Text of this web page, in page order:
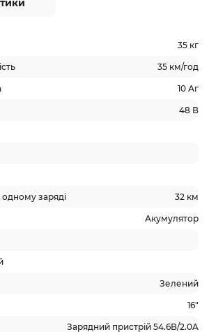
35 кг
35 км/год
10 Аг
48 В
одному заряді 32 км
Акумулятор
Зелений
16"
Зарядний пристрій 54.6В/2.0A